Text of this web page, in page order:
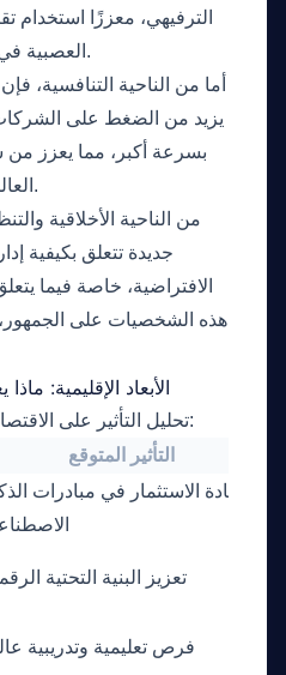
الترفيهي، معززًا استخدام
العصبية في تحسين تجربة المستخدم.
أما من الناحية التنافسية،
يزيد من الضغط على الشركات
بسرعة أكبر، مما يعزز
العالمي ويحفز الابتكار السريع.
من الناحية الأخلاقية
جديدة تتعلق بكيفية
الافتراضية، خاصة فيما
هذه الشخصيات على
الأبعاد الإقليمية:
تحليل التأثير على الاقتصادات الرقمية في المنطقة:
التأثير المتوقع
زيادة الاستثمار في مبادرات
تعزيز البنية التحتية
فرص تعليمية وتدريبية